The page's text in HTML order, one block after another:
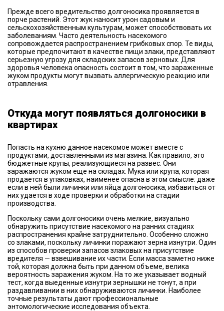
Прежде всего вредительство долгоносика проявляется в
порче растений. Этот жук наносит урон садовым и
сельскохозяйственным культурам, может способствовать их
заболеваниям. Часто деятельность насекомого
сопровождается распространением грибковых спор. Те виды,
которые предпочитают в качестве пищи злаки, представляют
серьезную угрозу для складских запасов зерновых. Для
здоровья человека опасность состоит в том, что зараженные
жуком продукты могут вызвать аллергическую реакцию или
отравления.
Откуда могут появляться долгоносики в
квартирах
Попасть на кухню данное насекомое может вместе с
продуктами, доставленными из магазина. Как правило, это
бюджетные крупы, реализующиеся на развес. Они
заражаются жуком еще на складах. Мука или крупа, которая
продается в упаковках, наименее опасна в этом смысле: даже
если в ней были личинки или яйца долгоносика, избавиться от
них удается в ходе проверки и обработки на стадии
производства.
Поскольку сами долгоносики очень мелкие, визуально
обнаружить присутствие насекомого на ранних стадиях
распространения крайне затруднительно. Особенно сложно
со злаками, поскольку личинки поражают зерна изнутри. Один
из способов проверки запасов злаковых на присутствие
вредителя — взвешивание их части. Если масса заметно ниже
той, которая должна быть при данном объеме, велика
вероятность заражения жуком. На то же указывает водный
тест, когда выеденные изнутри зернышки не тонут, а при
раздавливании в них обнаруживаются личинки. Наиболее
точные результаты дают профессиональные
энтомологические исследования объекта.